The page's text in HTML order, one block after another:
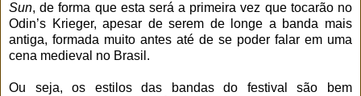
Sun, de forma que esta será a primeira vez que tocarão no
Odin’s Krieger, apesar de serem de longe a banda mais
antiga, formada muito antes até de se poder falar em uma
cena medieval no Brasil.
Ou seja, os estilos das bandas do festival são bem